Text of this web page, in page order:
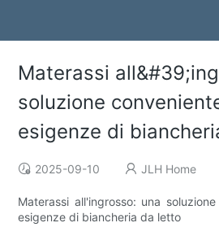
Materassi
soluzione
esigenze di
2025-09-10 JLH Home
Materassi all'ingrosso: una
esigenze di biancheria da letto